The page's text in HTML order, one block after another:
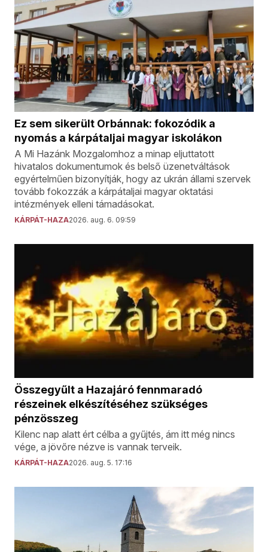
Ez sem sikerült Orbánnak: fokozódik a
nyomás a kárpátaljai magyar iskolákon
A Mi Hazánk Mozgalomhoz a minap eljuttatott
hivatalos dokumentumok és belső üzenetváltások
egyértelműen bizonyítják, hogy az ukrán állami szervek
tovább fokozzák a kárpátaljai magyar oktatási
intézmények elleni támadásokat.
KÁRPÁT-HAZA2026. aug. 6. 09:59
Összegyűlt a Hazajáró fennmaradó
részeinek elkészítéséhez szükséges
pénzösszeg
Kilenc nap alatt ért célba a gyűjtés, ám itt még nincs
vége, a jövőre nézve is vannak terveik.
KÁRPÁT-HAZA2026. aug. 5. 17:16